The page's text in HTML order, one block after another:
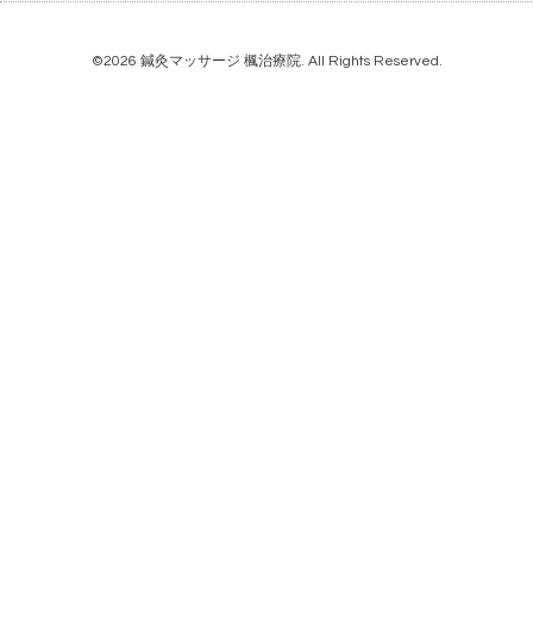
©2026 鍼灸マッサージ 楓治療院. All Rights Reserved.